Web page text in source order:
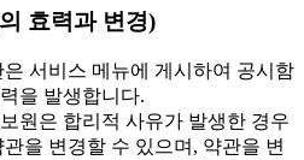
효력과 변경)
서비스 메뉴에 게시하여 공시함
을 발생합니다.
원은 합리적 사유가 발생한 경우
을 변경할 수 있으며, 약관을 변